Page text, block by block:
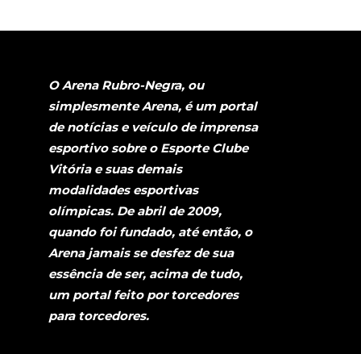
O Arena Rubro-Negra, ou
simplesmente Arena, é um portal
de notícias e veículo de imprensa
esportivo sobre o Esporte Clube
Vitória e suas demais
modalidades esportivas
olímpicas. De abril de 2009,
quando foi fundado, até então, o
Arena jamais se desfez de sua
essência de ser, acima de tudo,
um portal feito por torcedores
para torcedores.